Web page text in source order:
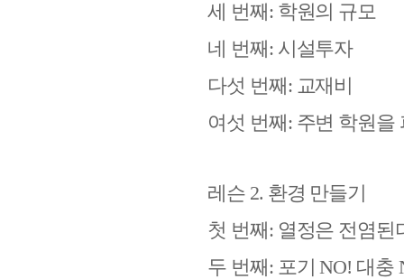
세 번째: 학원의 규모
네 번째: 시설투자
다섯 번째: 교재비
여섯 번째: 주변 학원을
레슨 2. 환경 만들기
첫 번째: 열정은 전염된
두 번째: 포기NO! 대충